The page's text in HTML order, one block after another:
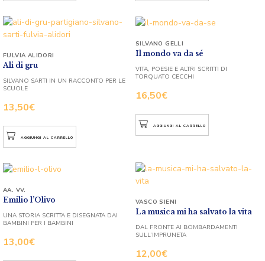
Ali di gru
13,50€
FULVIA ALIDORI
SILVANO SARTI IN UN RACCONTO PER LE
SCUOLE
AGGIUNGI AL CARRELLO
Il mondo va da sé
16,50€
SILVANO GELLI
VITA, POESIE E ALTRI SCRITTI DI
TORQUATO CECCHI
AGGIUNGI AL CARRELLO
Emilio l’Olivo
13,00€
AA. VV.
UNA STORIA SCRITTA E DISEGNATA DAI
BAMBINI PER I BAMBINI
La musica mi ha salvato la vita
12,00€
VASCO SIENI
DAL FRONTE AI BOMBARDAMENTI
SULL’IMPRUNETA